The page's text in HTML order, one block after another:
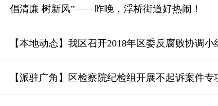
倡清廉 树新风”——昨晚，浮桥街道好热闹！
【本地动态】我区召开2018年区委反腐败协调
【派驻广角】区检察院纪检组开展不起诉案件专